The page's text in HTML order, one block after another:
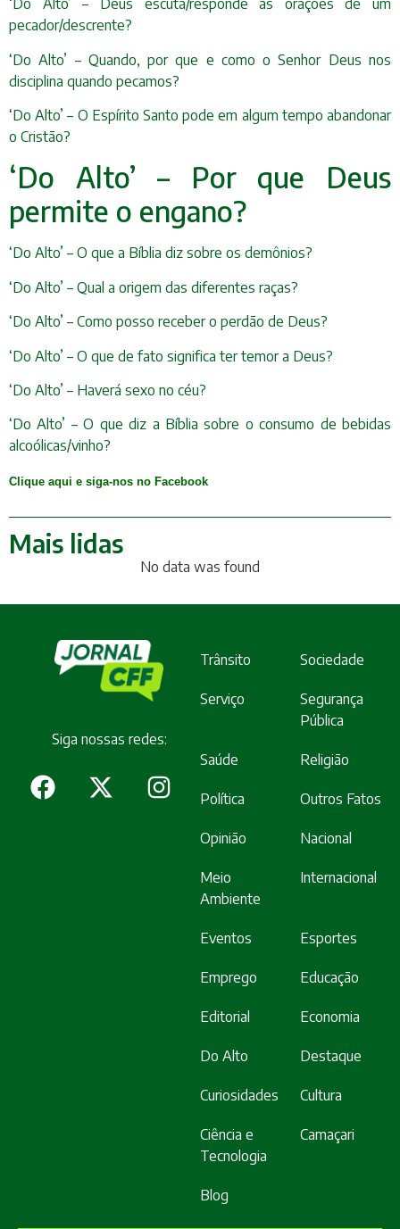
‘Do Alto’ – Deus escuta/responde às orações de um
pecador/descrente?
‘Do Alto’ – Quando, por que e como o Senhor Deus nos
disciplina quando pecamos?
‘Do Alto’ – O Espírito Santo pode em algum tempo abandonar
o Cristão?
‘Do Alto’ – Por que Deus
permite o engano?
‘Do Alto’ – O que a Bíblia diz sobre os demônios?
‘Do Alto’ – Qual a origem das diferentes raças?
‘Do Alto’ – Como posso receber o perdão de Deus?
‘Do Alto’ – O que de fato significa ter temor a Deus?
‘Do Alto’ – Haverá sexo no céu?
‘Do Alto’ – O que diz a Bíblia sobre o consumo de bebidas
alcoólicas/vinho?
Clique aqui e siga-nos no Facebook
Mais lidas
No data was found
Siga nossas redes:
Trânsito Sociedade
Serviço
Segurança
Pública
Saúde Religião
Política Outros Fatos
Opinião Nacional
Meio
Ambiente
Internacional
Eventos Esportes
Emprego Educação
Editorial Economia
Do Alto Destaque
Curiosidades Cultura
Ciência e
Tecnologia
Camaçari
Blog